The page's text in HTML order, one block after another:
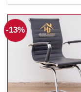
là:
-13%